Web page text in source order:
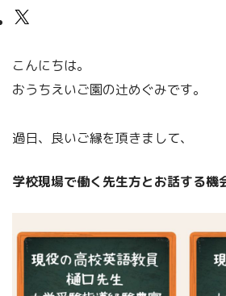
こんにちは。
おうちえいご園の辻めぐみです。
過日、良いご縁を頂きまして、
学校現場で働く先生方とお話する機